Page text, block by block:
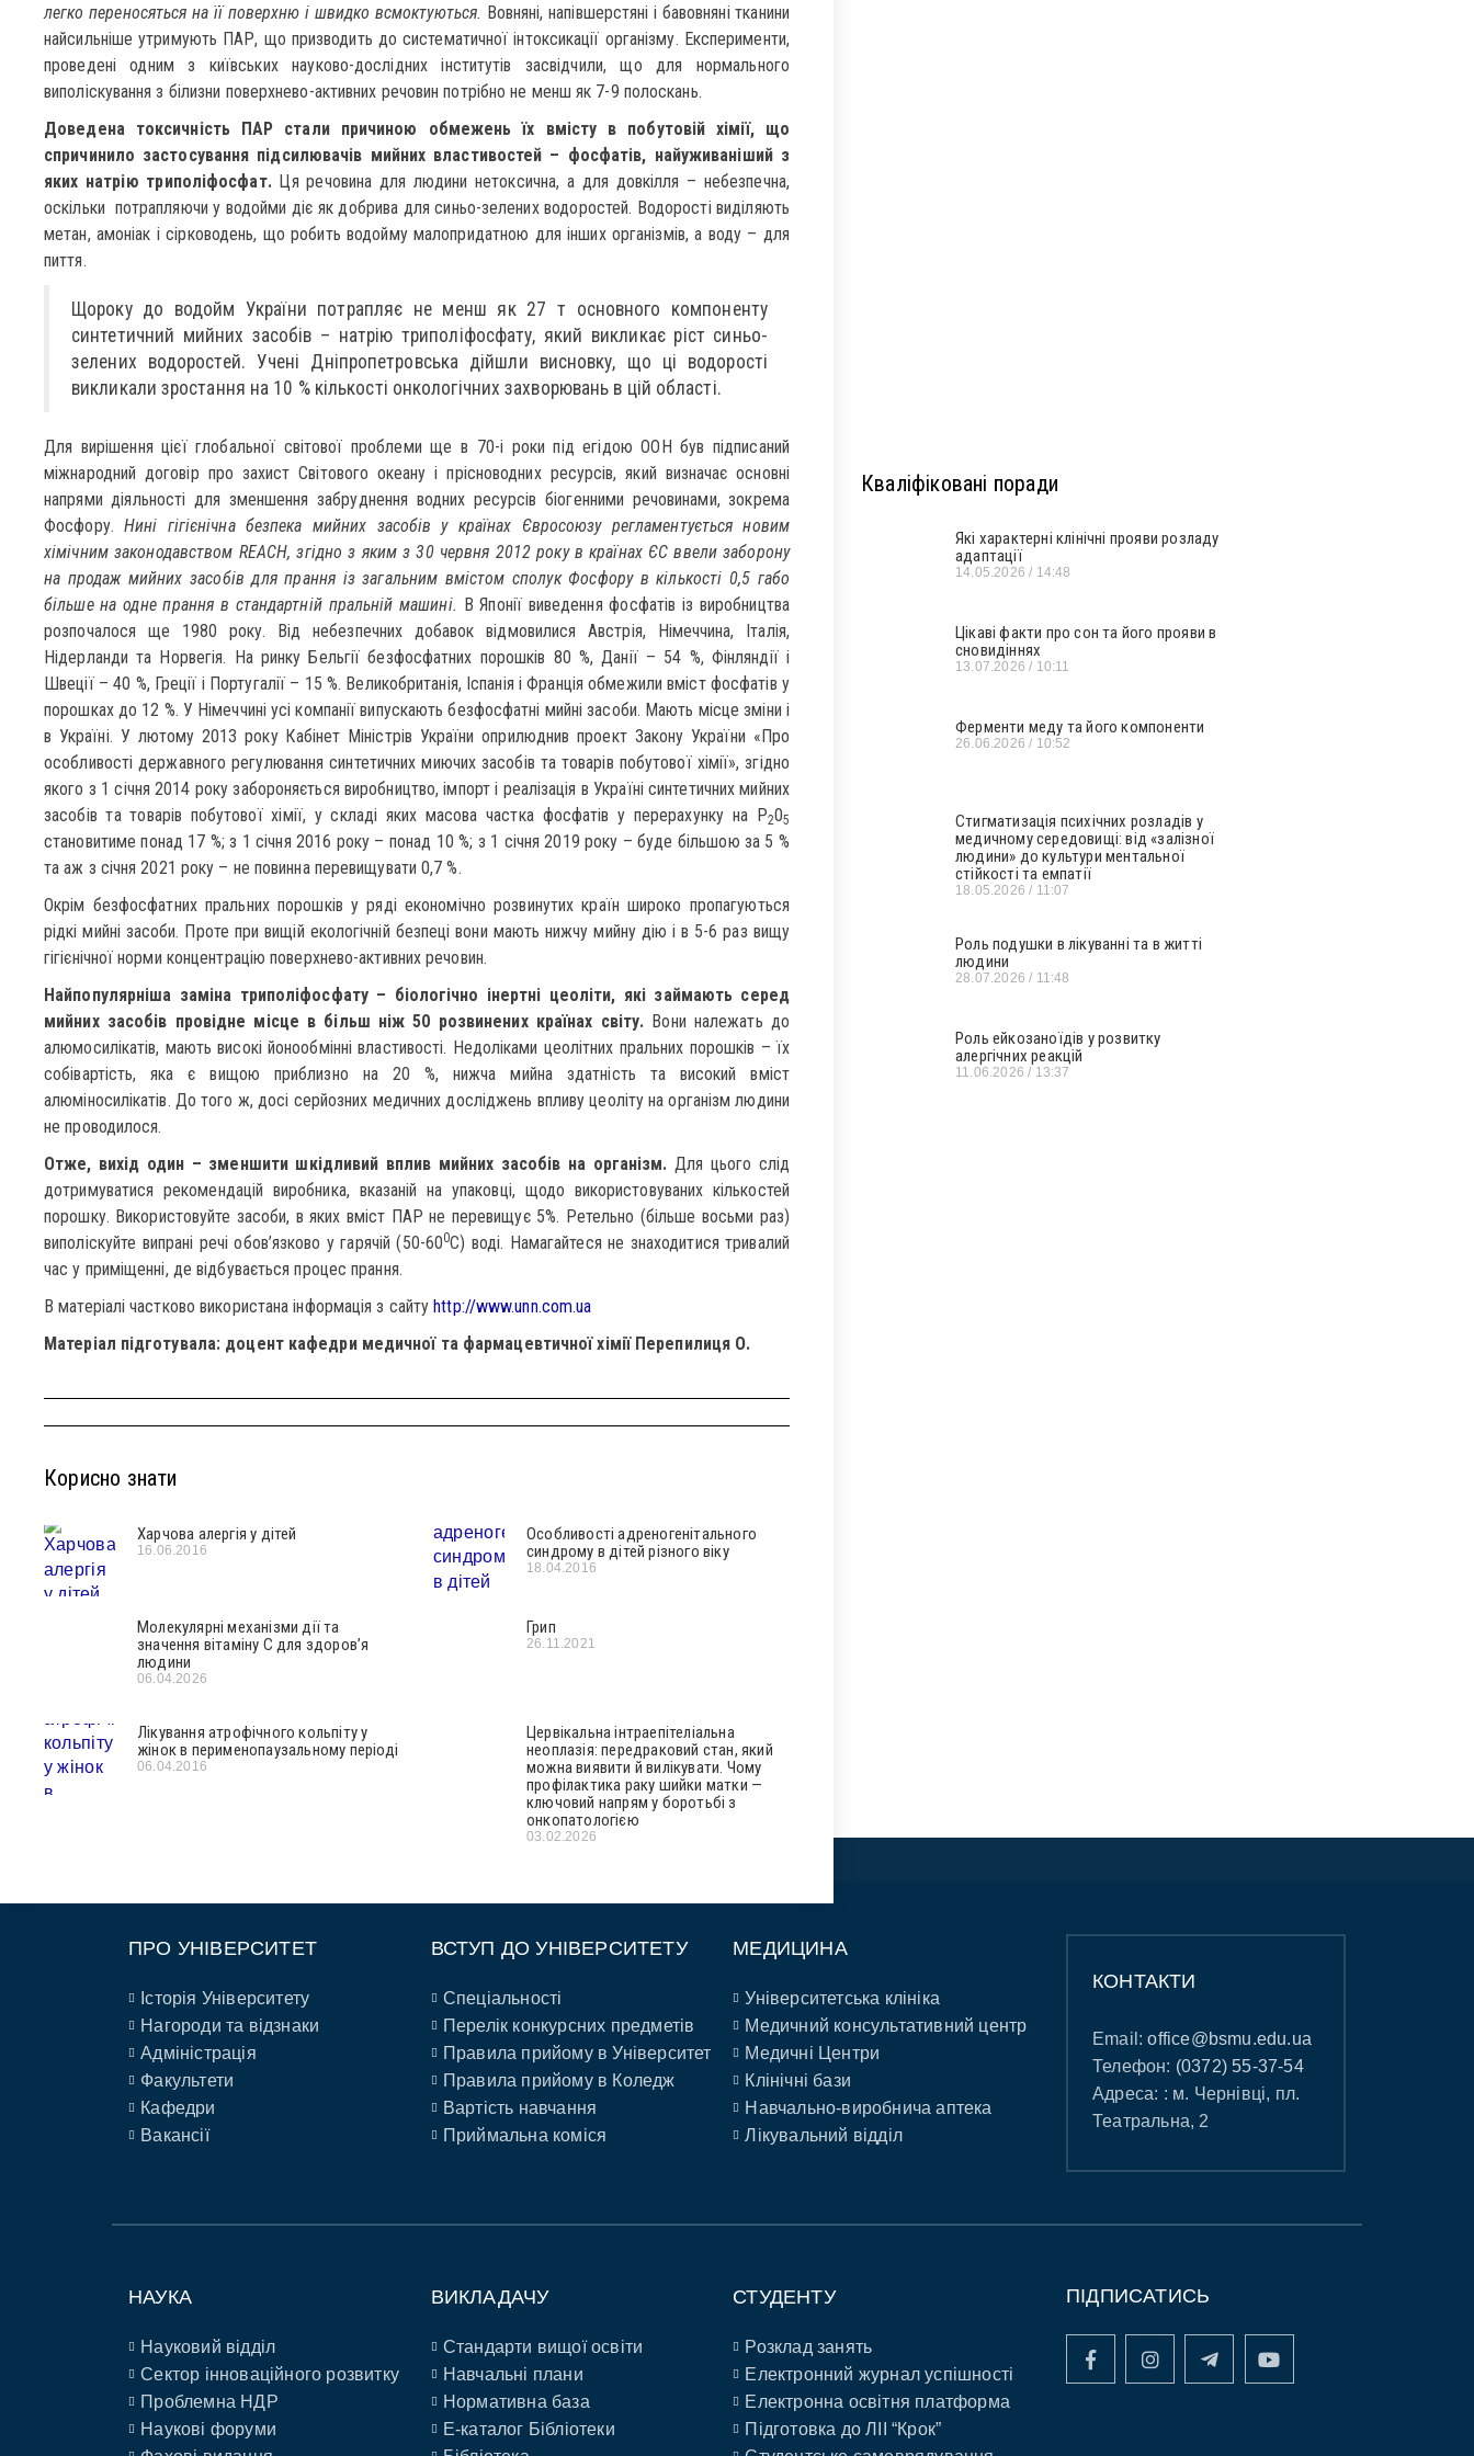
легко переносяться на її поверхню і швидко всмоктуються. Вовняні, напівшерстяні і бавовняні тканини
найсильніше утримують ПАР, що призводить до систематичної інтоксикації організму. Експерименти,
проведені одним з київських науково-дослідних інститутів засвідчили, що для нормального
виполіскування з білизни поверхнево-активних речовин потрібно не менш як 7-9 полоскань.
Доведена токсичність ПАР стали причиною обмежень їх вмісту в побутовій хімії, що
спричинило застосування підсилювачів мийних властивостей – фосфатів, найуживаніший з
яких натрію триполіфосфат.Ця речовина для людини нетоксична, а для довкілля – небезпечна,
оскільки потрапляючи у водойми діє як добрива для синьо-зелених водоростей. Водорості виділяють
метан, амоніак і сірководень, що робить водойму малопридатною для інших організмів, а воду – для
пиття.
Щороку до водойм України потрапляє не менш як 27 т основного компоненту
синтетичний мийних засобів – натрію триполіфосфату, який викликає ріст синьо-
зелених водоростей. Учені Дніпропетровська дійшли висновку, що ці водорості
викликали зростання на 10 % кількості онкологічних захворювань в цій області.
Для вирішення цієї глобальної світової проблеми ще в 70-і роки під егідою ООН був підписаний
міжнародний договір про захист Світового океану і прісноводних ресурсів, який визначає основні
напрями діяльності для зменшення забруднення водних ресурсів біогенними речовинами, зокрема
Фосфору.Нині гігієнічна безпека мийних засобів у країнах Євросоюзу регламентується новим
хімічним законодавством REACH, згідно з яким з 30 червня 2012 року в країнах ЄС ввели заборону
на продаж мийних засобів для прання із загальним вмістом сполук Фосфору в кількості 0,5 габо
більше на одне прання в стандартній пральній машині. В Японії виведення фосфатів із виробництва
розпочалося ще 1980 року. Від небезпечних добавок відмовилися Австрія, Німеччина, Італія,
Нідерланди та Норвегія. На ринку Бельгії безфосфатних порошків 80 %, Данії – 54 %, Фінляндії і
Швеції – 40 %, Греції і Португалії – 15 %. Великобританія, Іспанія і Франція обмежили вміст фосфатів у
порошках до 12 %. У Німеччині усі компанії випускають безфосфатні мийні засоби. Мають місце зміни і
в Україні. У лютому 2013 року Кабінет Міністрів України оприлюднив проект Закону України «Про
особливості державного регулювання синтетичних миючих засобів та товарів побутової хімії», згідно
якого з 1 січня 2014 року забороняється виробництво, імпорт і реалізація в Україні синтетичних мийних
засобів та товарів побутової хімії, у складі яких масова частка фосфатів у перерахунку на Р205
становитиме понад 17 %; з 1 січня 2016 року – понад 10 %; з 1 січня 2019 року – буде більшою за 5 %
та аж з січня 2021 року – не повинна перевищувати 0,7 %.
Окрім безфосфатних пральних порошків у ряді економічно розвинутих країн широко пропагуються
рідкі мийні засоби. Проте при вищій екологічній безпеці вони мають нижчу мийну дію і в 5-6 раз вищу
гігієнічної норми концентрацію поверхнево-активних речовин.
Найпопулярніша заміна триполіфосфату – біологічно інертні цеоліти, які займають серед
мийних засобів провідне місце в більш ніж 50 розвинених країнах світу. Вони належать до
алюмосилікатів, мають високі йонообмінні властивості. Недоліками цеолітних пральних порошків – їх
собівартість, яка є вищою приблизно на 20 %, нижча мийна здатність та високий вміст
алюміносилікатів. До того ж, досі серйозних медичних досліджень впливу цеоліту на організм людини
не проводилося.
Отже, вихід один – зменшити шкідливий вплив мийних засобів на організм. Для цього слід
дотримуватися рекомендацій виробника, вказаній на упаковці, щодо використовуваних кількостей
порошку. Використовуйте засоби, в яких вміст ПАР не перевищує 5%. Ретельно (більше восьми раз)
виполіскуйте випрані речі обов’язково у гарячій (50-600С) воді. Намагайтеся не знаходитися тривалий
час у приміщенні, де відбувається процес прання.
В матеріалі частково використана інформація з сайтуhttp://www.unn.com.ua
Матеріал підготувала: доцент кафедри медичної та фармацевтичної хімії Перепилиця О.
Корисно знати
Харчова алергія у дітей
16.06.2016
Особливості адреногенітального
синдрому в дітей різного віку
18.04.2016
Молекулярні механізми дії та
значення вітаміну С для здоров’я
людини
06.04.2026
Грип
26.11.2021
Лікування атрофічного кольпіту у
жінок в перименопаузальному періоді
06.04.2016
Цервікальна інтраепітеліальна
неоплазія: передраковий стан, який
можна виявити й вилікувати. Чому
профілактика раку шийки матки —
ключовий напрям у боротьбі з
онкопатологією
03.02.2026
Кваліфіковані поради
Які характерні клінічні прояви розладу
адаптації
14.05.2026 14:48
Цікаві факти про сон та його прояви в
сновидіннях
13.07.2026 10:11
Ферменти меду та його компоненти
26.06.2026 10:52
Стигматизація психічних розладів у
медичному середовищі: від «залізної
людини» до культури ментальної
стійкості та емпатії
18.05.2026 11:07
Роль подушки в лікуванні та в житті
людини
28.07.2026 11:48
Роль ейкозаноїдів у розвитку
алергічних реакцій
11.06.2026 13:37
ПРО УНІВЕРСИТЕТ
Історія Університету
Нагороди та відзнаки
Адміністрація
Факультети
Кафедри
Вакансії
ВСТУП ДО УНІВЕРСИТЕТУ
Спеціальності
Перелік конкурсних предметів
Правила прийому в Університет
Правила прийому в Коледж
Вартість навчання
Приймальна коміся
МЕДИЦИНА
Університетська клініка
Медичний консультативний центр
Медичні Центри
Клінічні бази
Навчально-виробнича аптека
Лікувальний відділ
КОНТАКТИ
Email:office@bsmu.edu.ua
Телефон: (0372) 55-37-54
Адреса: : м. Чернівці, пл.
Театральна, 2
НАУКА
Науковий відділ
Сектор інноваційного розвитку
Проблемна НДР
Наукові форуми
ВИКЛАДАЧУ
Стандарти вищої освіти
Навчальні плани
Нормативна база
E-каталог Бібліотеки
СТУДЕНТУ
Розклад занять
Електронний журнал успішності
Електронна освітня платформа
Підготовка до ЛІІ “Крок”
ПІДПИСАТИСЬ